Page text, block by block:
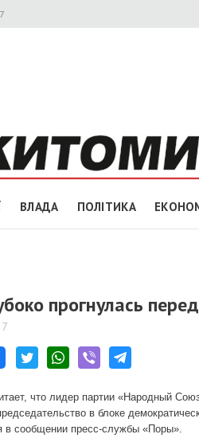
ВЛАДА ПОЛІТИКА
прогнулась
что лидер партии «Народный
в блоке
в сообщении пресс-службы «Поры».